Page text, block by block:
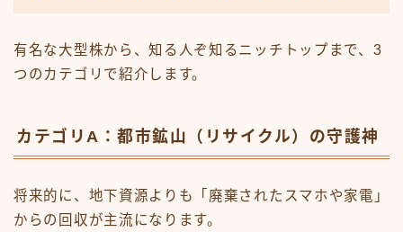
有名な大型株から、知る人ぞ知るニッチトップまで、3
つのカテゴリで紹介します。
カテゴリA：都市鉱山（リサイクル）の守護神
将来的に、地下資源よりも「廃棄されたスマホや家電」
からの回収が主流になります。